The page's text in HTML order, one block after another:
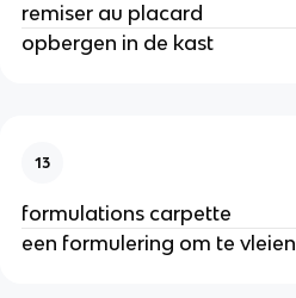
remiser au placard
opbergen in de kast
13
formulations carpette
een formulering om te vleien